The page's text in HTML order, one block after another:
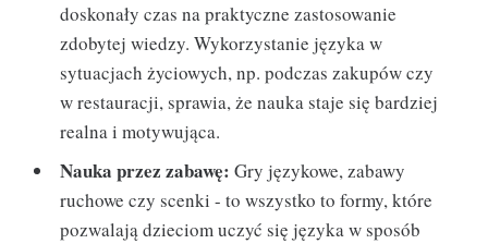
doskonały czas na praktyczne zastosowanie
zdobytej wiedzy. Wykorzystanie języka w
sytuacjach życiowych, np. podczas zakupów czy
w restauracji, sprawia, że nauka staje się bardziej
realna i motywująca.
Nauka przez zabawę: Gry językowe, zabawy
ruchowe czy scenki - to wszystko to formy, które
pozwalają dzieciom uczyć się języka w sposób